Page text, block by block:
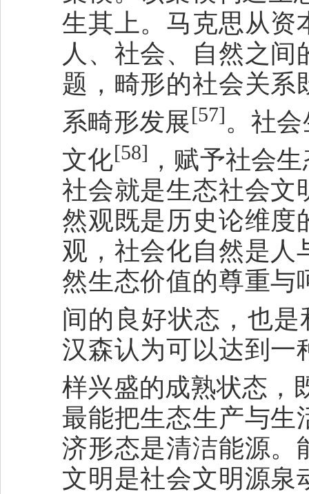
生其上。马克思从资
人、社会、自然之
题，畸形的社会关系
系畸形发展[57]。社
文化[58] ，赋予社会
社会就是生态社会文
然观既是历史论维度
观，社会化自然是人
然生态价值的尊重与
间的良好状态，也
汉森认为可以达到一
样兴盛的成熟状态，
最能把生态生产与生
济形态是清洁能源。
文明是社会文明源泉